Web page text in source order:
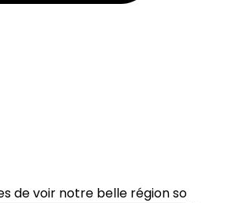
de voir notre belle région so